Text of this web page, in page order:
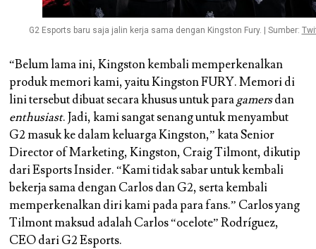
G2 Esports baru saja jalin kerja sama dengan Kingston Fury. | Sumber:
“Belum lama ini, Kingston kembali memperkenalkan
produk memori kami, yaitu Kingston FURY. Memori di
lini tersebut dibuat secara khusus untuk paragamersdan
enthusiast. Jadi, kami sangat senang untuk menyambut
G2 masuk ke dalam keluarga Kingston,” kata Senior
Director of Marketing, Kingston, Craig Tilmont, dikutip
dari Esports Insider. “Kami tidak sabar untuk kembali
bekerja sama dengan Carlos dan G2, serta kembali
memperkenalkan diri kami pada para fans.” Carlos yang
Tilmont maksud adalahCarlos “ocelote” Rodríguez,
CEO dari G2 Esports.